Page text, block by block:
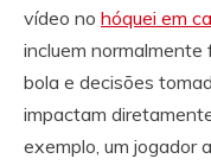
vídeo no hóquei em
incluem
bola e decisões
impactam
exemplo, um jogador